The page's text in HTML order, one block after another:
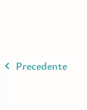
Precedente